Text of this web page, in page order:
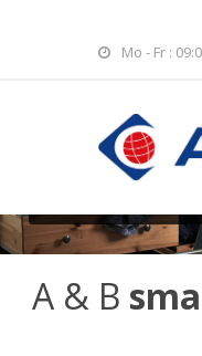
Mo - Fr :
Schützen Sie Ihr
A & B